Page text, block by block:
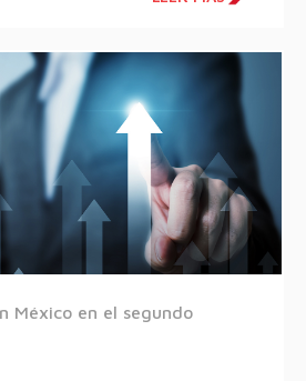
México en el segundo